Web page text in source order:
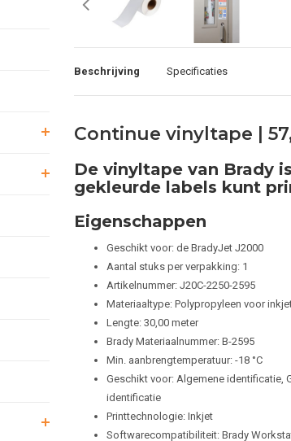
Beschrijving Specificaties
Continue vinyltape |
De vinyltape van Brady
gekleurde labels kunt
Eigenschappen
Geschikt voor: de BradyJet J2000
Aantal stuks per verpakking: 1
Artikelnummer: J20C-2250-2595
Materiaaltype: Polypropyleen voor
Lengte: 30,00 meter
Brady Materiaalnummer: B-2595
Min. aanbrengtemperatuur: -18 °C
Geschikt voor: Algemene identificatie,
identificatie
Printtechnologie: Inkjet
Softwarecompatibiliteit: Brady